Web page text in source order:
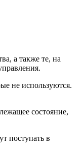
а также те, на
не используются.
состояние,
поступать в